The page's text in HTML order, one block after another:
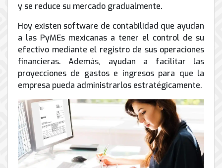
y se reduce su mercado gradualmente.
Hoy existen software de contabilidad que ayudan
a las PyMEs mexicanas a tener el control de su
efectivo mediante el registro de sus operaciones
financieras. Además, ayudan a facilitar las
proyecciones de gastos e ingresos para que la
empresa pueda administrarlos estratégicamente.